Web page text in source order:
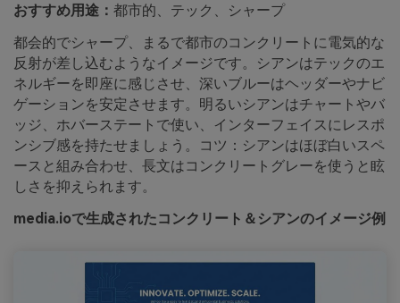
おすすめ用途： 都市的、テック、シャープ
都会的でシャープ、まるで都市のコンクリートに電気的な
反射が差し込むようなイメージです。シアンはテックのエ
ネルギーを即座に感じさせ、深いブルーはヘッダーやナビ
ゲーションを安定させます。明るいシアンはチャートやバ
ッジ、ホバーステートで使い、インターフェイスにレスポ
ンシブ感を持たせましょう。コツ：シアンはほぼ白いスペ
ースと組み合わせ、長文はコンクリートグレーを使うと眩
しさを抑えられます。
media.ioで生成されたコンクリート＆シアンのイメージ例